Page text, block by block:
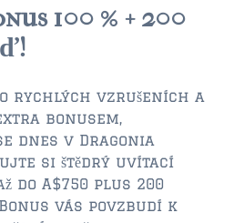
100 % + 200
rychlých vzrušeních a
bonusem,
dnes v Dragonia
si štědrý uvítací
do A$750 plus 200
vás povzbudí k